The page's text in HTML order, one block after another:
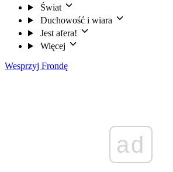
Świat
Duchowość i wiara
Jest afera!
Więcej
Wesprzyj Frondę
ad